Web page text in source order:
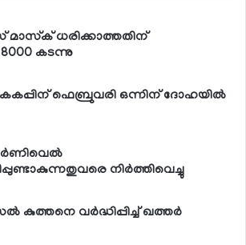
മാസ്‌ക് ധരിക്കാത്തതിന്
8000 കടന്നു
ഫെബ്രുവരി ഒന്നിന് ദോഹയില്‍
നിര്‍ത്തിവെച്ചു
കുത്തനെ വര്‍ദ്ധിപ്പിച്ച് ഖത്തര്‍